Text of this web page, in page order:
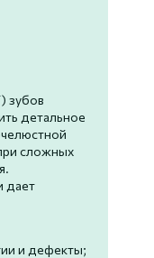
зубов
детальное
сложных
дает
и дефекты;